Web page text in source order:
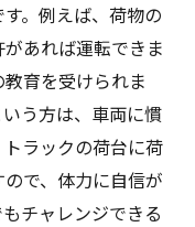
。例えば、荷物の
あれば運転できま
育を受けられま
う方は、車両に慣
ラックの荷台に荷
で、体力に自信が
チャレンジできる